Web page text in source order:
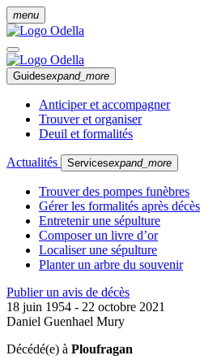
menu
Guidesexpand_more
Anticiper et accompagner
Trouver et organiser
Deuil et formalités
Actualités Servicesexpand_more
Trouver des pompes funèbres
Gérer les formalités après décès
Entretenir une sépulture
Composer un livre d’or
Localiser une sépulture
Planter un arbre du souvenir
Publier un avis de décès
18 juin 1954 - 22 octobre 2021
Daniel Guenhael Mury
Décédé(e) à Ploufragan